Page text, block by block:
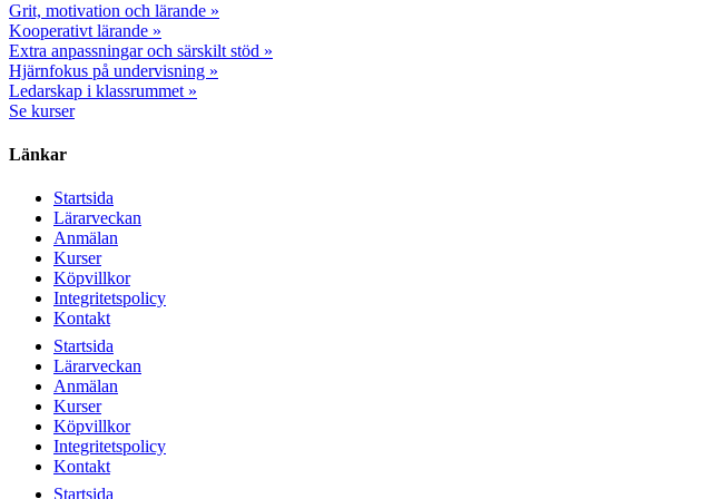
Grit, motivation och lärande »
Kooperativt lärande »
Extra anpassningar och särskilt stöd »
Hjärnfokus på undervisning »
Ledarskap i klassrummet »
Se kurser
Länkar
Startsida
Lärarveckan
Anmälan
Kurser
Köpvillkor
Integritetspolicy
Kontakt
Startsida
Lärarveckan
Anmälan
Kurser
Köpvillkor
Integritetspolicy
Kontakt
Startsida